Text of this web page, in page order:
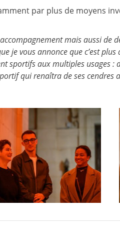
par plus de moyens
mais aussi de
je vous annonce que c’est
sportifs aux multiples usages
qui renaîtra de ses cendres